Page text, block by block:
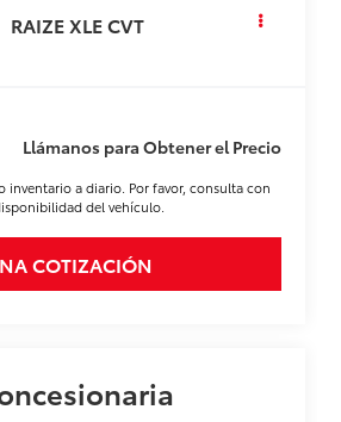
RAIZE XLE CVT
Llámanos para Obtener el Precio
inventario a diario. Por favor, consulta con
del vehículo.
COTIZACIÓN